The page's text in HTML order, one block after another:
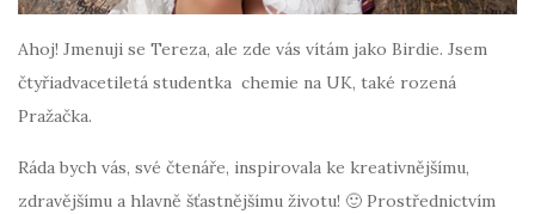
Ahoj! Jmenuji se Tereza, ale zde vás vítám jako Birdie. Jsem
čtyřiadvacetiletá studentka chemie na UK, také rozená
Pražačka.
Ráda bych vás, své čtenáře, inspirovala ke kreativnějšímu,
zdravějšímu a hlavně šťastnějšímu životu! 🙂 Prostřednictvím